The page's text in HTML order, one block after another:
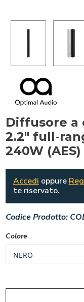
Diffusore a
2.2" full-
240W (AES)
Accedi oppure
te riservato.
Codice Prodotto:
Colore